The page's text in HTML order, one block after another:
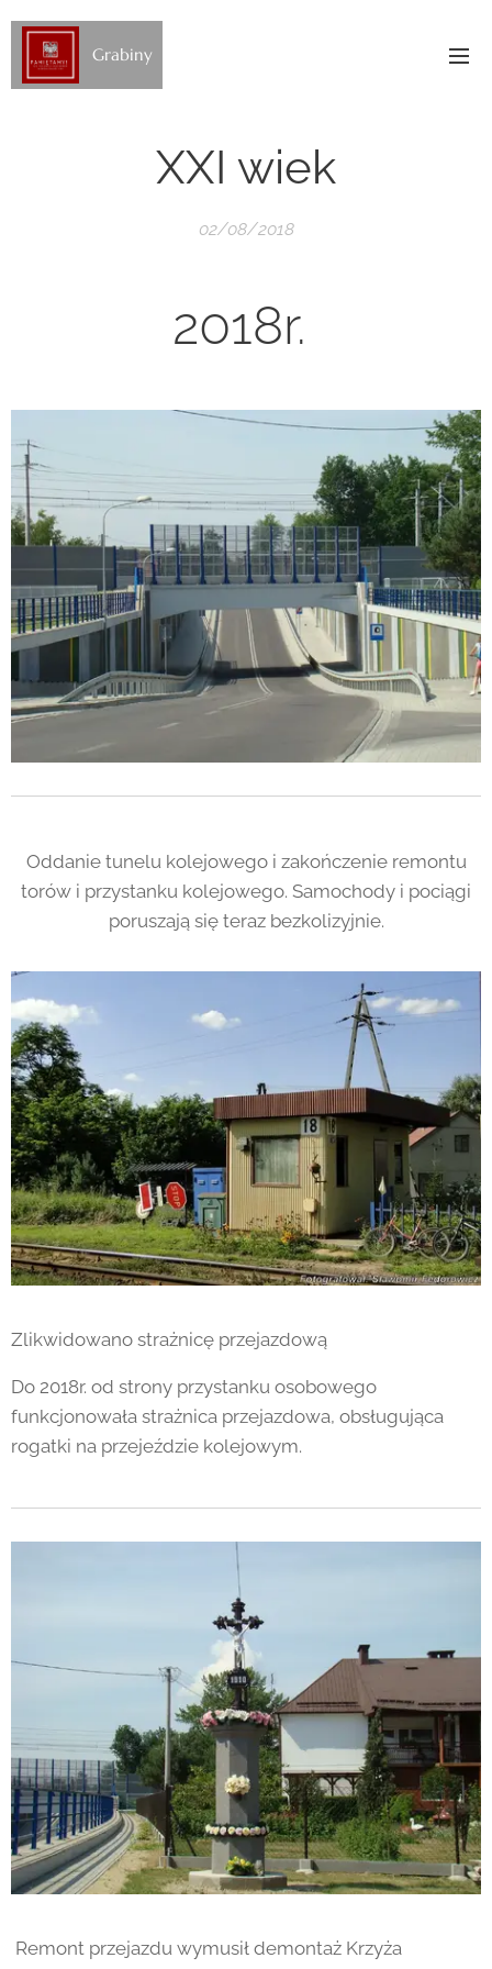
Grabiny
XXI wiek
02/08/2018
2018r.
Oddanie tunelu kolejowego i zakończenie remontu
torów i przystanku kolejowego. Samochody i pociągi
poruszają się teraz bezkolizyjnie.
Zlikwidowano strażnicę przejazdową
Do 2018r. od strony przystanku osobowego
funkcjonowała strażnica przejazdowa, obsługująca
rogatki na przejeździe kolejowym.
Remont przejazdu wymusił demontaż Krzyża